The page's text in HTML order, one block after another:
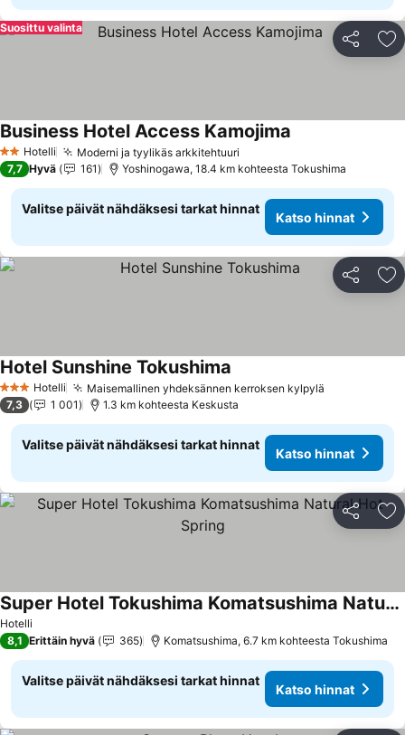
Jaa
Suosittu valinta
2 Tähtiluokitus
Hotelli Moderni ja tyylikäs arkkitehtuuri
Business Hotel Access Kamojima
7,7 Hyvä 161 Yoshinogawa, 18.4 km kohteesta Tokushima
Valitse päivät nähdäksesi tarkat hinnat
Katso hinnat
Jaa
3 Tähtiluokitus
Hotelli Maisemallinen yhdeksännen kerroksen kylpylä
Hotel Sunshine Tokushima
7,3 1 001 1.3 km kohteesta Keskusta
Valitse päivät nähdäksesi tarkat hinnat
Katso hinnat
Jaa
Hotelli
Super Hotel Tokushima Komatsushima Natural Hot Spring
8,1 Erittäin hyvä 365 Komatsushima, 6.7 km kohteesta Tokushima
Valitse päivät nähdäksesi tarkat hinnat
Katso hinnat